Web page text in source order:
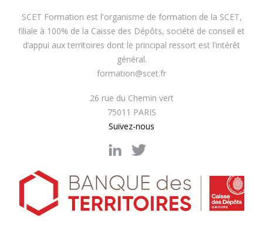
SCET Formation est l'organisme de formation de la SCET,
filiale à 100% de la Caisse des Dépôts, société de conseil et
d’appui aux territoires dont le principal ressort est l’intérêt
général.
formation@scet.fr
26 rue du Chemin vert
75011 PARIS
Suivez-nous